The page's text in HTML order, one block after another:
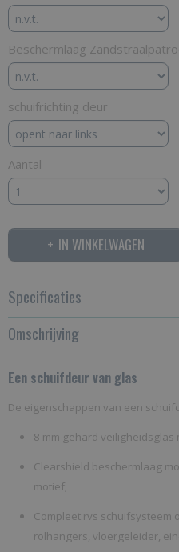
Beschermlaag
schuifrichting deur
Aantal
IN WINKELWAGEN
Specificaties
Productcode
Omschrijving
Een schuifdeur van glas
De eigenschappen van een
8 mm gehard
Clearshield beschermlaag
motief;
Compleet rvs schuifsysteem
rolhangers, vloergeleider,